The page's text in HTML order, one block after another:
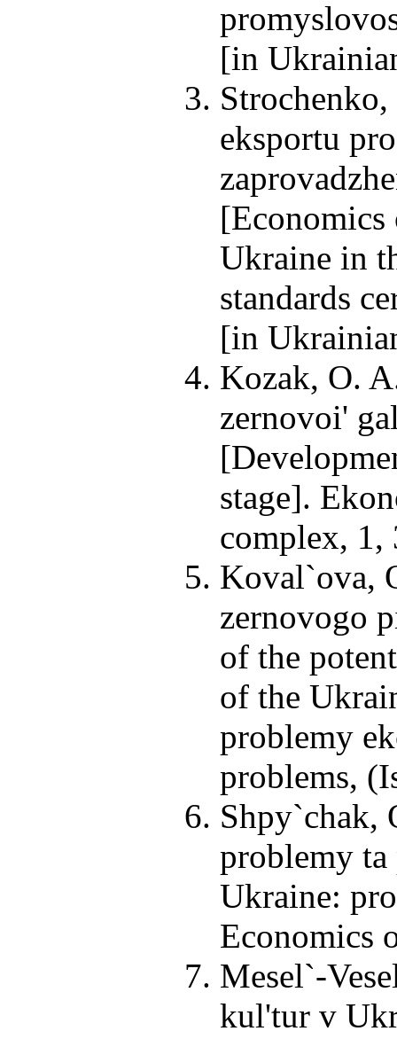
[in
eksportu
Ukraine in
standards
[in
Kozak, O.
zernovoi'
stage].
complex,
Koval`ova,
zernovogo
of the
of the
problemy
problems,
Shpy`chak,
problemy
Ukraine:
Economics
Mesel`-
kul'tur v